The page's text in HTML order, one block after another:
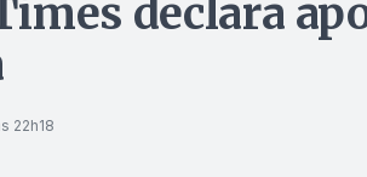
declara
22h18